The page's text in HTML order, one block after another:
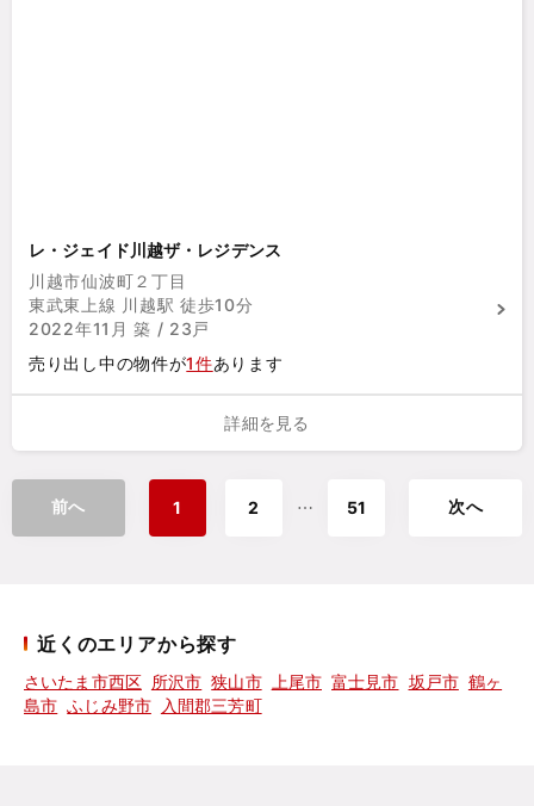
レ・ジェイド川越ザ・レジデンス
川越市仙波町２丁目
東武東上線 川越駅 徒歩10分
2022年11月 築 / 23戸
売り出し中の物件が1件あります
詳細を見る
前へ 1 2 ⋯ 51 次へ
近くのエリアから探す
さいたま市西区 所沢市 狭山市 上尾市 富士見市 坂戸市 鶴ヶ
島市 ふじみ野市 入間郡三芳町